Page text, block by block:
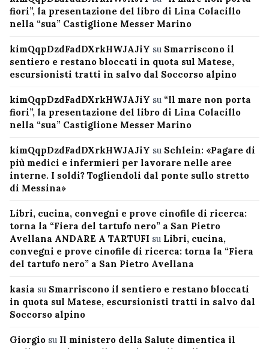
fiori”, la presentazione del libro di Lina Colacillo
nella “sua” Castiglione Messer Marino
kimQqpDzdFadDXrkHWJAJiY su Smarriscono il
sentiero e restano bloccati in quota sul Matese,
escursionisti tratti in salvo dal Soccorso alpino
kimQqpDzdFadDXrkHWJAJiY su “Il mare non porta
fiori”, la presentazione del libro di Lina Colacillo
nella “sua” Castiglione Messer Marino
kimQqpDzdFadDXrkHWJAJiY su Schlein: «Pagare di
più medici e infermieri per lavorare nelle aree
interne. I soldi? Togliendoli dal ponte sullo stretto
di Messina»
Libri, cucina, convegni e prove cinofile di ricerca:
torna la “Fiera del tartufo nero” a San Pietro
Avellana ANDARE A TARTUFI su Libri, cucina,
convegni e prove cinofile di ricerca: torna la “Fiera
del tartufo nero” a San Pietro Avellana
kasia su Smarriscono il sentiero e restano bloccati
in quota sul Matese, escursionisti tratti in salvo dal
Soccorso alpino
Giorgio su Il ministero della Salute dimentica il